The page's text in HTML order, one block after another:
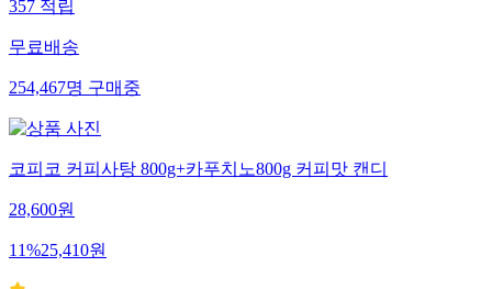
357적립
무료배송
254,467명구매중
코피코 커피사탕 800g+카푸치노800g 커피맛 캔디
28,600원
11%25,410원